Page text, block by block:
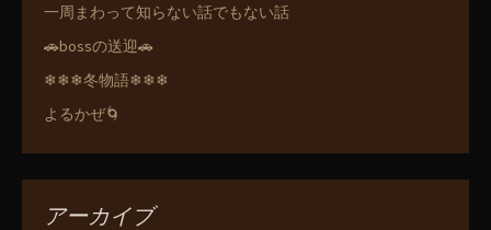
一周まわって知らない話でもない話
🚗bossの送迎🚗
❄❄❄冬物語❄❄❄
よるかぜ🌀
アーカイブ